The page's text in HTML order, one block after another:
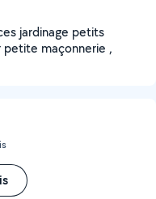
jardinage petits
petite maçonnerie ,